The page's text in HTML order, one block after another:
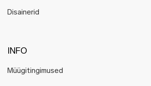
Disainerid
INFO
Müügitingimused